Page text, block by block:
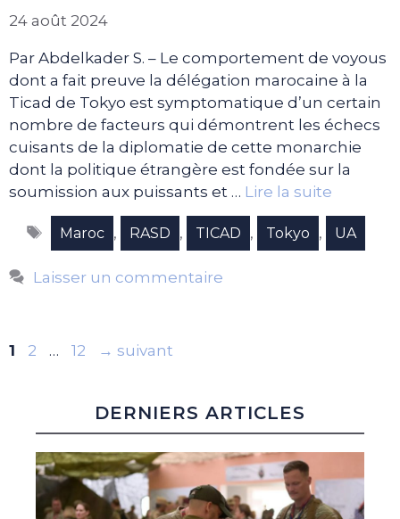
24 août 2024
Par Abdelkader S. – Le comportement de voyous
dont a fait preuve la délégation marocaine à la
Ticad de Tokyo est symptomatique d’un certain
nombre de facteurs qui démontrent les échecs
cuisants de la diplomatie de cette monarchie
dont la politique étrangère est fondée sur la
soumission aux puissants et … Lire la suite
Étiquettes
Maroc , RASD , TICAD , Tokyo , UA
Laisser un commentaire
Page
1 Page
2 … Page
12 → suivant
DERNIERS ARTICLES